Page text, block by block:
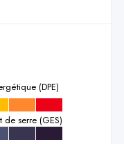
(DPE)
serre (GES)